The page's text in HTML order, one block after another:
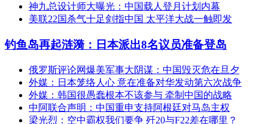
神九总设计师大曝光：中国载人登月计划内幕
美联22国杀气十足剑指中国 太平洋大战一触即发
钓鱼岛再起涟漪：日本派出8名议员准备登岛
俄罗斯评论网爆美军事大阴谋：中国毁灭危在旦夕
外媒：日本笼络人心 意在准备对华发动第六次战争
外媒：韩国很愚蠢根本不该参与 牵制中国的战略
中阿联合声明：中国重申支持阿根廷对马岛主权
梁光烈：空中霸权我们要争 歼20与F22差在哪里？